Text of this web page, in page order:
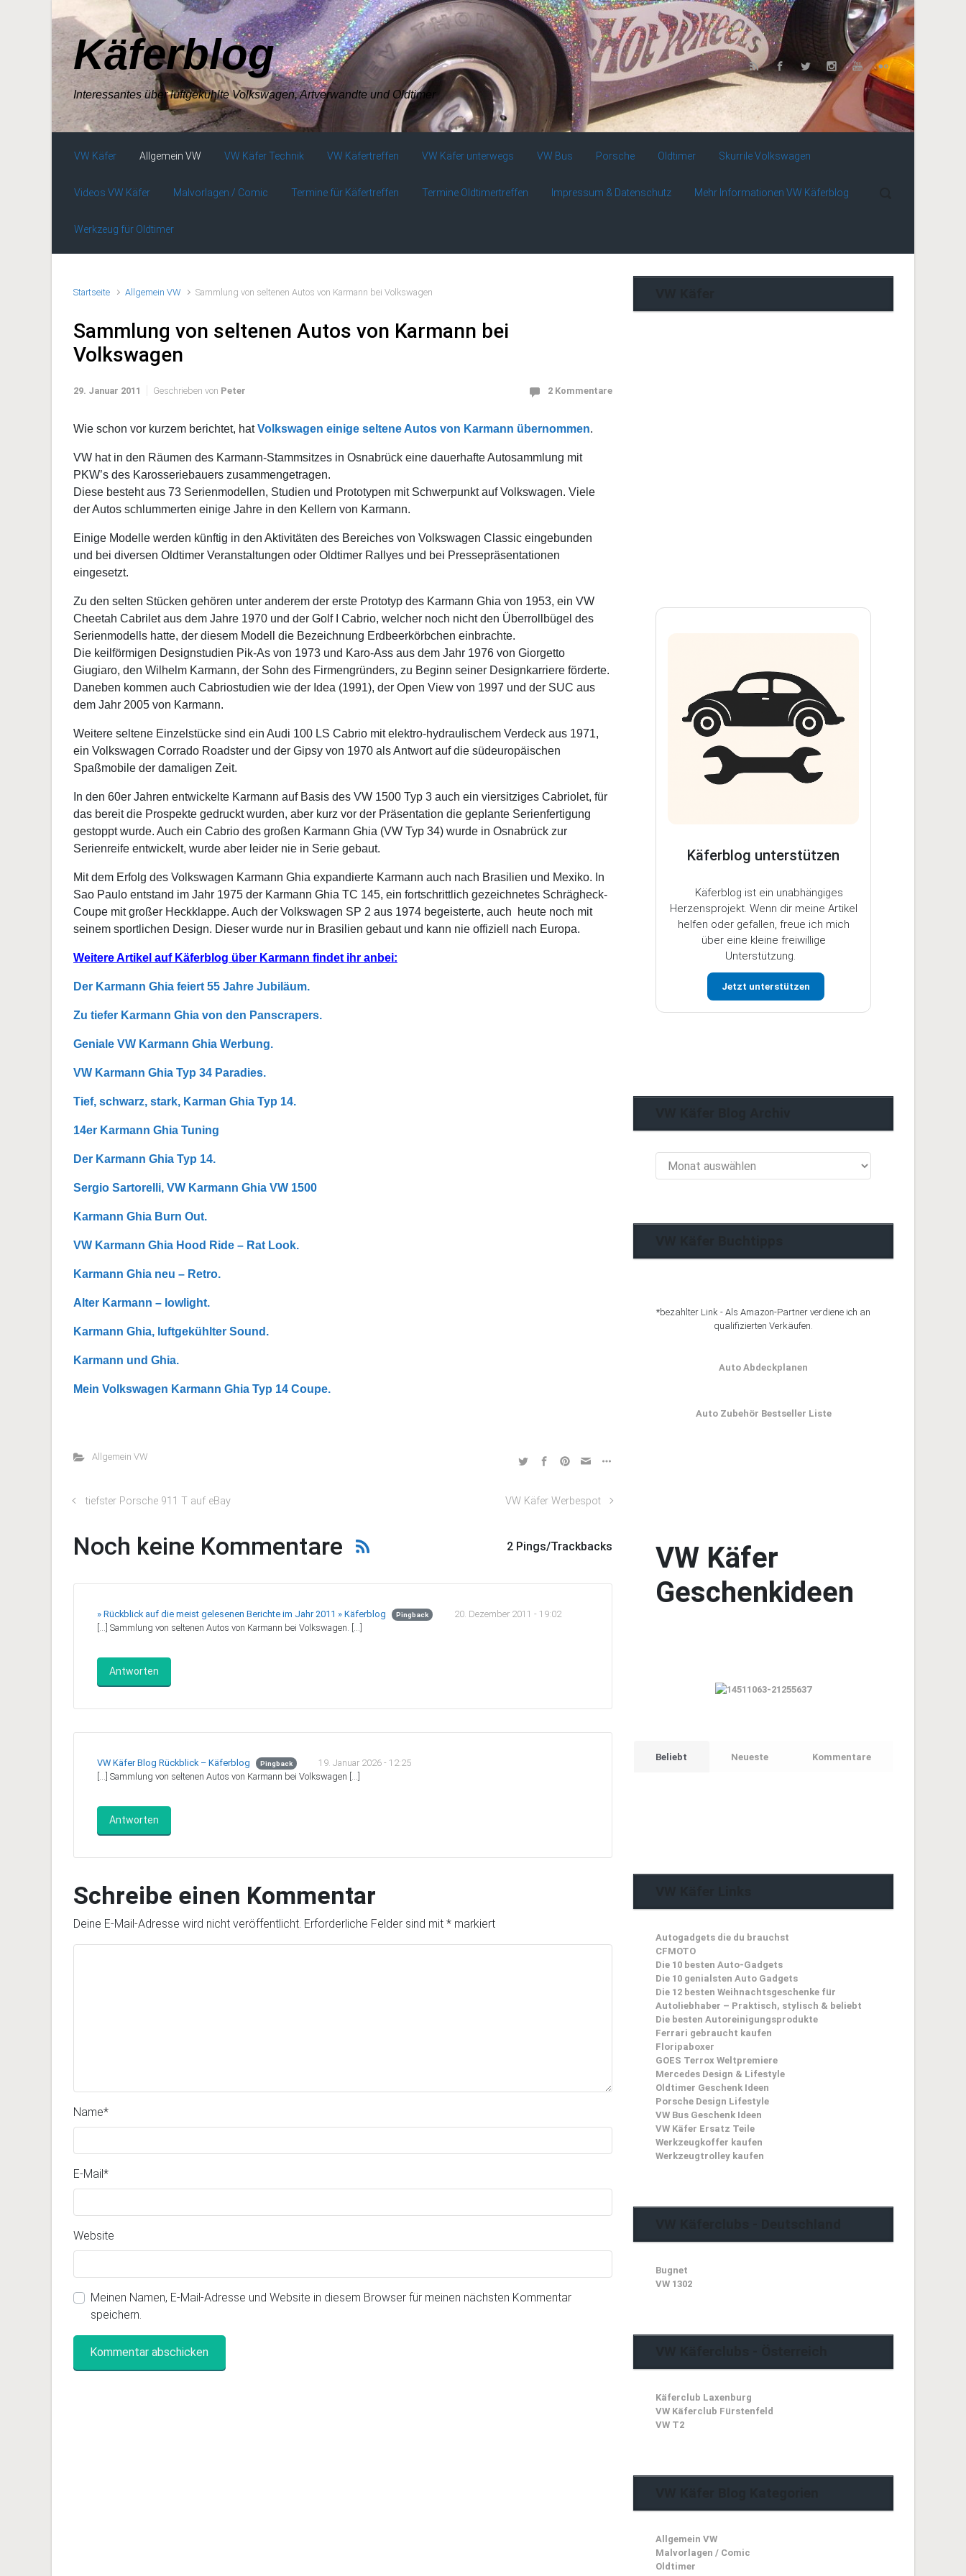
Zum Hauptinhalt springen
Käferblog
Interessantes über luftgekühlte Volkswagen, Artverwandte und Oldtimer
VW Käfer Allgemein VW VW Käfer Technik VW Käfertreffen VW Käfer unterwegs VW Bus Porsche Oldtimer Skurrile Volkswagen
Videos VW Käfer Malvorlagen / Comic Termine für Käfertreffen Termine Oldtimertreffen Impressum & Datenschutz Mehr Informationen VW Käferblog
Werkzeug für Oldtimer
Startseite Allgemein VW Sammlung von seltenen Autos von Karmann bei Volkswagen
Sammlung von seltenen Autos von Karmann bei
Volkswagen
29. Januar 2011 Geschrieben von Peter 2 Kommentare
Wie schon vor kurzem berichtet, hatVolkswagen einige seltene Autos von Karmann übernommen.
VW hat in den Räumen des Karmann-Stammsitzes in Osnabrück eine dauerhafte Autosammlung mit
PKW’s des Karosseriebauers zusammengetragen.
Diese besteht aus 73 Serienmodellen, Studien und Prototypen mit Schwerpunkt auf Volkswagen. Viele
der Autos schlummerten einige Jahre in den Kellern von Karmann.
Einige Modelle werden künftig in den Aktivitäten des Bereiches von Volkswagen Classic eingebunden
und bei diversen Oldtimer Veranstaltungen oder Oldtimer Rallyes und bei Pressepräsentationen
eingesetzt.
Zu den selten Stücken gehören unter anderem der erste Prototyp des Karmann Ghia von 1953, ein VW
Cheetah Cabrilet aus dem Jahre 1970 und der Golf I Cabrio, welcher noch nicht den Überrollbügel des
Serienmodells hatte, der diesem Modell die Bezeichnung Erdbeerkörbchen einbrachte.
Die keilförmigen Designstudien Pik-As von 1973 und Karo-Ass aus dem Jahr 1976 von Giorgetto
Giugiaro, den Wilhelm Karmann, der Sohn des Firmengründers, zu Beginn seiner Designkarriere förderte.
Daneben kommen auch Cabriostudien wie der Idea (1991), der Open View von 1997 und der SUC aus
dem Jahr 2005 von Karmann.
Weitere seltene Einzelstücke sind ein Audi 100 LS Cabrio mit elektro-hydraulischem Verdeck aus 1971,
ein Volkswagen Corrado Roadster und der Gipsy von 1970 als Antwort auf die südeuropäischen
Spaßmobile der damaligen Zeit.
In den 60er Jahren entwickelte Karmann auf Basis des VW 1500 Typ 3 auch ein viersitziges Cabriolet, für
das bereit die Prospekte gedruckt wurden, aber kurz vor der Präsentation die geplante Serienfertigung
gestoppt wurde. Auch ein Cabrio des großen Karmann Ghia (VW Typ 34) wurde in Osnabrück zur
Serienreife entwickelt, wurde aber leider nie in Serie gebaut.
Mit dem Erfolg des Volkswagen Karmann Ghia expandierte Karmann auch nach Brasilien und Mexiko. In
Sao Paulo entstand im Jahr 1975 der Karmann Ghia TC 145, ein fortschrittlich gezeichnetes Schrägheck-
Coupe mit großer Heckklappe. Auch der Volkswagen SP 2 aus 1974 begeisterte, auch heute noch mit
seinem sportlichen Design. Dieser wurde nur in Brasilien gebaut und kann nie offiziell nach Europa.
Weitere Artikel auf Käferblog über Karmann findet ihr anbei:
Der Karmann Ghia feiert 55 Jahre Jubiläum.
Zu tiefer Karmann Ghia von den Panscrapers.
Geniale VW Karmann Ghia Werbung.
VW Karmann Ghia Typ 34 Paradies.
Tief, schwarz, stark, Karman Ghia Typ 14.
14er Karmann Ghia Tuning
Der Karmann Ghia Typ 14.
Sergio Sartorelli, VW Karmann Ghia VW 1500
Karmann Ghia Burn Out.
VW Karmann Ghia Hood Ride – Rat Look.
Karmann Ghia neu – Retro.
Alter Karmann – lowlight.
Karmann Ghia, luftgekühlter Sound.
Karmann und Ghia.
Mein Volkswagen Karmann Ghia Typ 14 Coupe.
Allgemein VW
tiefster Porsche 911 T auf eBay VW Käfer Werbespot
Noch keine Kommentare 2 Pings/Trackbacks
» Rückblick auf die meist gelesenen Berichte im Jahr 2011 » Käferblog Pingback
20. Dezember 2011 - 19:02
[…] Sammlung von seltenen Autos von Karmann bei Volkswagen. […]
Antworten
VW Käfer Blog Rückblick – Käferblog Pingback
19. Januar 2026 - 12:25
[…] Sammlung von seltenen Autos von Karmann bei Volkswagen […]
Antworten
Schreibe einen Kommentar
Deine E-Mail-Adresse wird nicht veröffentlicht. Erforderliche Felder sind mit * markiert
Name*
E-Mail*
Website
Meinen Namen, E-Mail-Adresse und Website in diesem Browser für meinen nächsten Kommentar
speichern.
Käferblog unterstützen
Käferblog ist ein unabhängiges
Herzensprojekt. Wenn dir meine Artikel
helfen oder gefallen, freue ich mich
über eine kleine freiwillige
Unterstützung.
Jetzt unterstützen
Käfer
*bezahlter Link - Als Amazon-Partner verdiene ich an
qualifizierten Verkäufen.
Auto Abdeckplanen
Auto Zubehör Bestseller Liste
VW Käfer
Geschenkideen
Beliebt Neueste Kommentare
Autogadgets die du brauchst
CFMOTO
Die 10 besten Auto-Gadgets
Die 10 genialsten Auto Gadgets
Die 12 besten Weihnachtsgeschenke für
Autoliebhaber – Praktisch, stylisch & beliebt
Die besten Autoreinigungsprodukte
Ferrari gebraucht kaufen
Floripaboxer
GOES Terrox Weltpremiere
Mercedes Design & Lifestyle
Oldtimer Geschenk Ideen
Porsche Design Lifestyle
VW Bus Geschenk Ideen
VW Käfer Ersatz Teile
Werkzeugkoffer kaufen
Werkzeugtrolley kaufen
Bugnet
VW 1302
Käferclub Laxenburg
VW Käferclub Fürstenfeld
VW T2
Allgemein VW
Malvorlagen / Comic
Oldtimer